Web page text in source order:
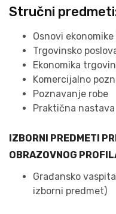
Stručni
Osnovi
Trgovinsko
Ekonomika
Komercijalno
Poznavanje robe
Praktična nastava
IZBORNI PREDMETI
OBRAZOVNOG
Građansko
izborni predmet)